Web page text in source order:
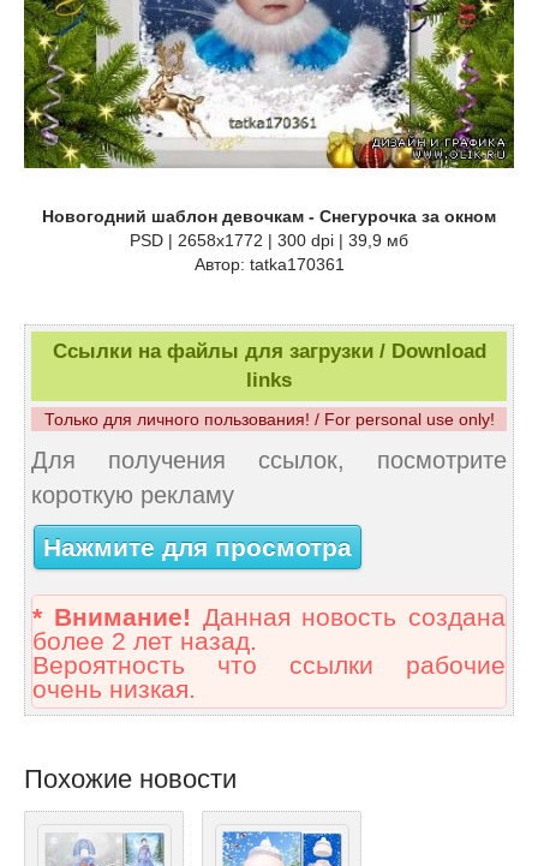
Новогодний шаблон девочкам - Снегурочка за окном
PSD | 2658x1772 | 300 dpi | 39,9 мб
Автор: tatka170361
Ссылки на файлы для загрузки / Download
links
Только для личного пользования! / For personal use only!
Для получения ссылок, посмотрите
короткую рекламу
Нажмите для просмотра
* Внимание! Данная новость создана
более 2 лет назад.
Вероятность что ссылки рабочие
очень низкая.
Похожие новости